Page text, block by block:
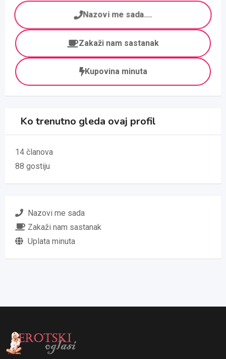
Nazovi me sada....
Zakaži nam sastanak
Kupovina minuta
Ko trenutno gleda ovaj profil
14 članova
88 gostiju
Nazovi me sada
Zakaži nam sastanak
Uplata minuta